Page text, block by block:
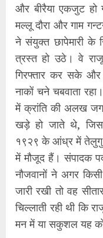
और बीरैया एकजुट हो
मल्लू दौरा और गाम
ने संयुक्त छापेमारी
त्रस्त हो उठे। वे
गिरफ्तार कर सके
नाकों चने चबवाता
में क्रांति की अलख
खड़े हो जाते थे,
१९२९ के आंध्र में तेलुगु
में मौजूद हैं। संपादक
नौजवानों ने अगर
जारी रखी तो वह
चिल्लाती रही थी कि
मन में या सकुशल यह